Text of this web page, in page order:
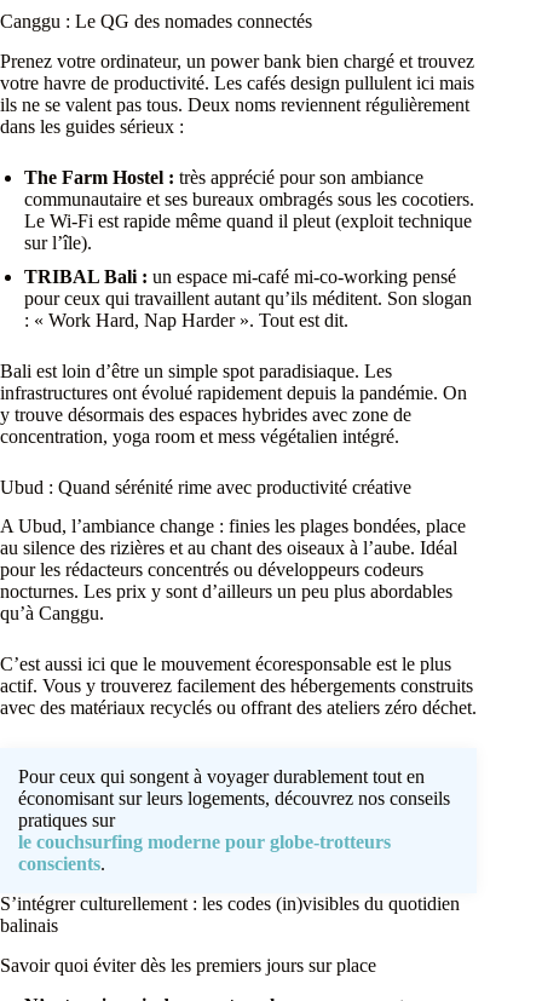
Canggu : Le QG des nomades connectés
Prenez votre ordinateur, un power bank bien chargé et trouvez
votre havre de productivité. Les cafés design pullulent ici mais
ils ne se valent pas tous. Deux noms reviennent régulièrement
dans les guides sérieux :
The Farm Hostel : très apprécié pour son ambiance
communautaire et ses bureaux ombragés sous les cocotiers.
Le Wi-Fi est rapide même quand il pleut (exploit technique
sur l’île).
TRIBAL Bali : un espace mi-café mi-co-working pensé
pour ceux qui travaillent autant qu’ils méditent. Son slogan
: « Work Hard, Nap Harder ». Tout est dit.
Bali est loin d’être un simple spot paradisiaque. Les
infrastructures ont évolué rapidement depuis la pandémie. On
y trouve désormais des espaces hybrides avec zone de
concentration, yoga room et mess végétalien intégré.
Ubud : Quand sérénité rime avec productivité créative
A Ubud, l’ambiance change : finies les plages bondées, place
au silence des rizières et au chant des oiseaux à l’aube. Idéal
pour les rédacteurs concentrés ou développeurs codeurs
nocturnes. Les prix y sont d’ailleurs un peu plus abordables
qu’à Canggu.
C’est aussi ici que le mouvement écoresponsable est le plus
actif. Vous y trouverez facilement des hébergements construits
avec des matériaux recyclés ou offrant des ateliers zéro déchet.
Pour ceux qui songent à voyager durablement tout en
économisant sur leurs logements, découvrez nos conseils
pratiques sur
le couchsurfing moderne pour globe-trotteurs
conscients.
S’intégrer culturellement : les codes (in)visibles du quotidien
balinais
Savoir quoi éviter dès les premiers jours sur place